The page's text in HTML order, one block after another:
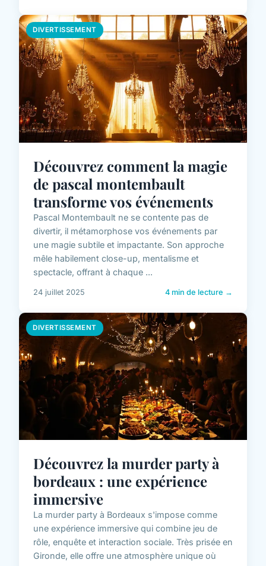
DIVERTISSEMENT
Découvrez comment la magie
de pascal montembault
transforme vos événements
Pascal Montembault ne se contente pas de
divertir, il métamorphose vos événements par
une magie subtile et impactante. Son approche
mêle habilement close-up, mentalisme et
spectacle, offrant à chaque ...
24 juillet 2025 4 min de lecture →
DIVERTISSEMENT
Découvrez la murder party à
bordeaux : une expérience
immersive
La murder party à Bordeaux s'impose comme
une expérience immersive qui combine jeu de
rôle, enquête et interaction sociale. Très prisée en
Gironde, elle offre une atmosphère unique où